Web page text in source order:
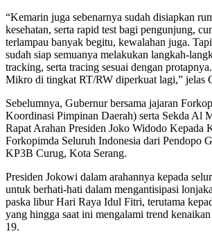
“Kemarin juga sebenarnya sudah disiapkan
kesehatan, serta rapid test bagi pengunjung,
terlampau banyak begitu, kewalahan juga.
sudah siap semuanya melakukan langkah-
tracking, serta tracing sesuai dengan
Mikro di tingkat RT/RW diperkuat lagi,” jelas
Sebelumnya, Gubernur bersama jajaran
Koordinasi Pimpinan Daerah) serta Sekda Al
Rapat Arahan Presiden Joko Widodo Kepada
Forkopimda Seluruh Indonesia dari Pendopo
KP3B Curug, Kota Serang.
Presiden Jokowi dalam arahannya kepada
untuk berhati-hati dalam mengantisipasi
paska libur Hari Raya Idul Fitri, terutama
yang hingga saat ini mengalami trend
19.